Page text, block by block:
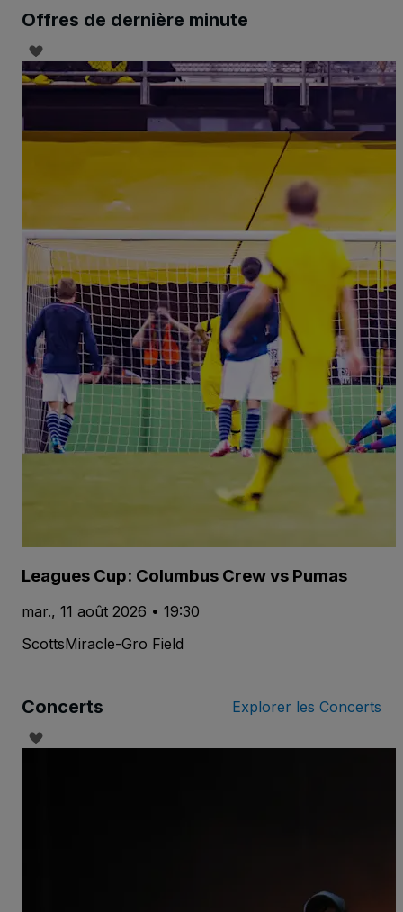
Offres de dernière minute
Leagues Cup: Columbus Crew vs Pumas
mar., 11 août 2026 • 19:30
ScottsMiracle-Gro Field
Concerts Explorer les Concerts